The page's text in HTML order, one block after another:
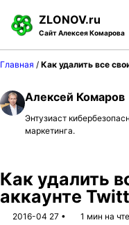
p
o
p
a
r
p
o
c
e
n
p
o
f
e
r
ZLONOV.ru
Сайт Алексея Комарова
Главная / Как удалить все
Алексей Комаров
Энтузиаст
маркетинга.
Как удалить
аккаунте
2016-04 27 1 мин на